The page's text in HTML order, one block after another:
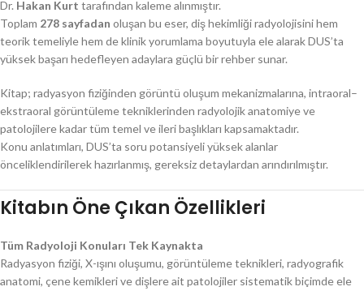
Dr. Hakan Kurt tarafından kaleme alınmıştır.
Toplam 278 sayfadan oluşan bu eser, diş hekimliği radyolojisini hem
teorik temeliyle hem de klinik yorumlama boyutuyla ele alarak DUS’ta
yüksek başarı hedefleyen adaylara güçlü bir rehber sunar.
Kitap; radyasyon fiziğinden görüntü oluşum mekanizmalarına, intraoral–
ekstraoral görüntüleme tekniklerinden radyolojik anatomiye ve
patolojilere kadar tüm temel ve ileri başlıkları kapsamaktadır.
Konu anlatımları, DUS’ta soru potansiyeli yüksek alanlar
önceliklendirilerek hazırlanmış, gereksiz detaylardan arındırılmıştır.
Kitabın Öne Çıkan Özellikleri
Tüm Radyoloji Konuları Tek Kaynakta
Radyasyon fiziği, X-ışını oluşumu, görüntüleme teknikleri, radyografik
anatomi, çene kemikleri ve dişlere ait patolojiler sistematik biçimde ele